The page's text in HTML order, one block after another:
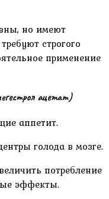
но имеют
строгого
применение
ацетат)
аппетит.
голода в мозге.
потребление
эффекты.